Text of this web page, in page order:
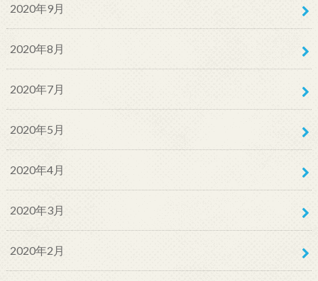
2020年9月
2020年8月
2020年7月
2020年5月
2020年4月
2020年3月
2020年2月